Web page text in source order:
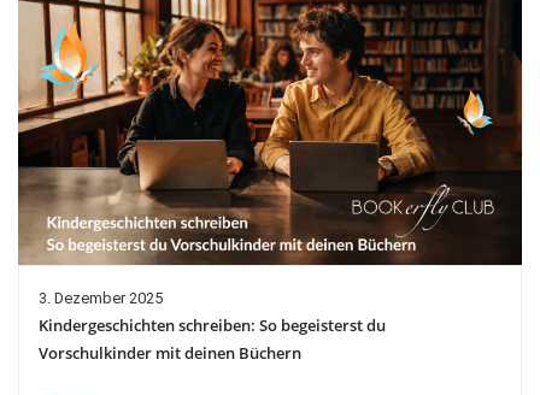
3. Dezember 2025
Kindergeschichten schreiben: So begeisterst du
Vorschulkinder mit deinen Büchern